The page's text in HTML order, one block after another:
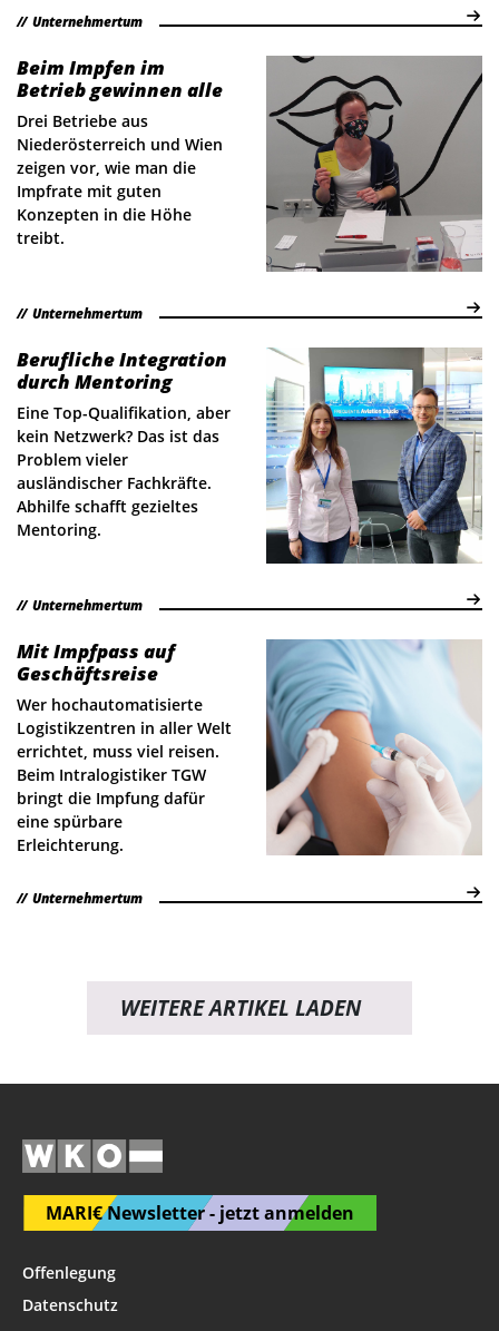
Unternehmertum
Beim Impfen im
Betrieb gewinnen alle
Drei Betriebe aus
Niederösterreich und Wien
zeigen vor, wie man die
Impfrate mit guten
Konzepten in die Höhe
treibt.
Unternehmertum
Berufliche Integration
durch Mentoring
Eine Top-Qualifikation, aber
kein Netzwerk? Das ist das
Problem vieler
ausländischer Fachkräfte.
Abhilfe schafft gezieltes
Mentoring.
Unternehmertum
Mit Impfpass auf
Geschäftsreise
Wer hochautomatisierte
Logistikzentren in aller Welt
errichtet, muss viel reisen.
Beim Intralogistiker TGW
bringt die Impfung dafür
eine spürbare
Erleichterung.
Unternehmertum
WEITERE ARTIKEL LADEN
MARI€ Newsletter - jetzt anmelden
Offenlegung
Datenschutz